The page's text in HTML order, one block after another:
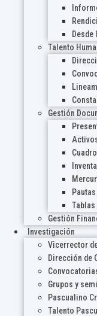
Desde
Talento
Gestión
Tablas
Gestión
Investigación
Vicerrector
Dirección de
Grupos y
Pascualino
Talento